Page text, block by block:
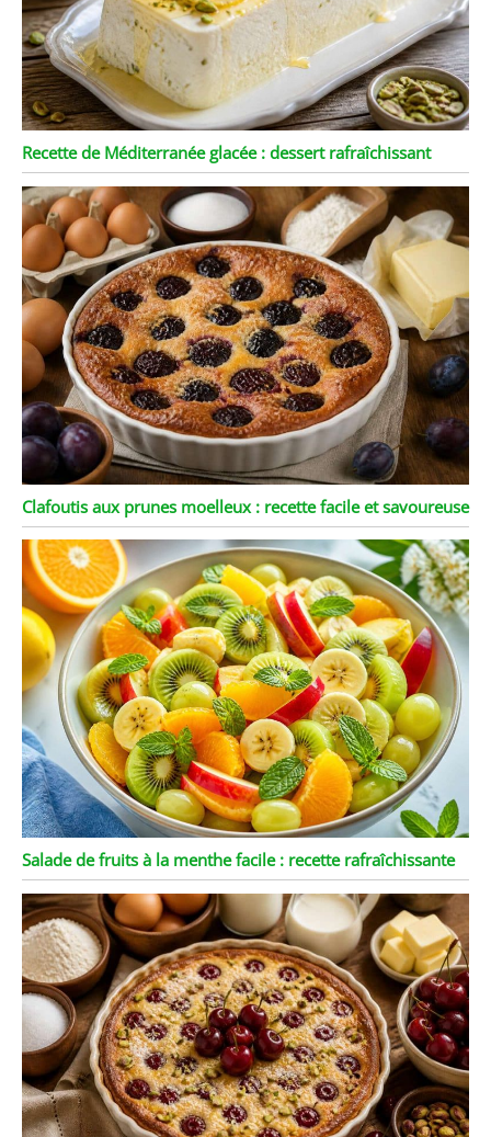
Recette de Méditerranée glacée : dessert rafraîchissant
Clafoutis aux prunes moelleux : recette facile et savoureuse
Salade de fruits à la menthe facile : recette rafraîchissante